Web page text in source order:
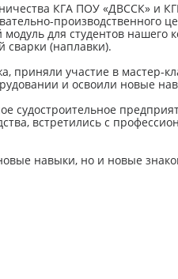
КГА ПОУ «ДВССК» и
производственного
для студентов нашего
(наплавки).
приняли участие в мастер-
и освоили новые
судостроительное
встретились с
навыки, но и новые